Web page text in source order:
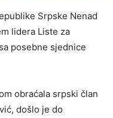
Srpske Nenad
lidera Liste za
posebne sjednice
obraćala srpski član
došlo je do